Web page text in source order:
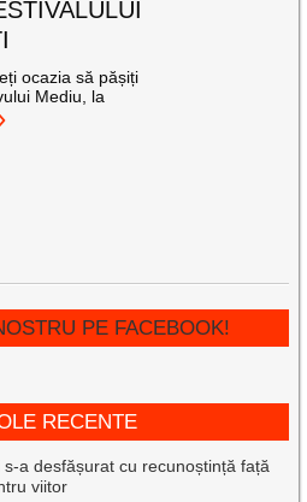
ocazia să pășiți
Mediu, la
PE FACEBOOK!
RECENTE
a desfășurat cu recunoștință față
viitor